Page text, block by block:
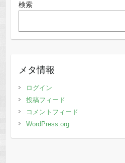
検索
メタ情報
ログイン
投稿フィード
コメントフィード
WordPress.org